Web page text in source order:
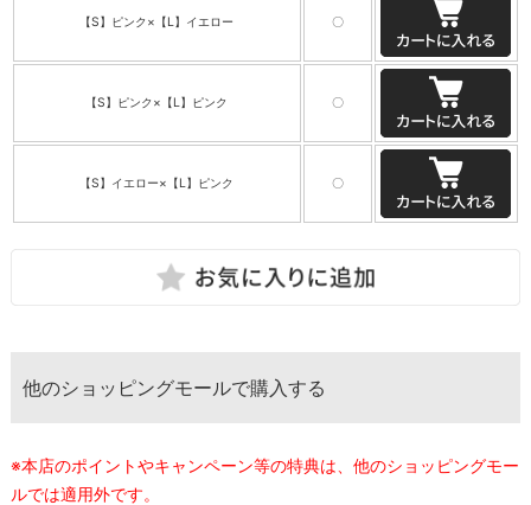
【S】ピンク×【L】イエロー 〇
【S】ピンク×【L】ピンク 〇
【S】イエロー×【L】ピンク 〇
他のショッピングモールで購入する
※本店のポイントやキャンペーン等の特典は、他のショッピングモー
ルでは適用外です。